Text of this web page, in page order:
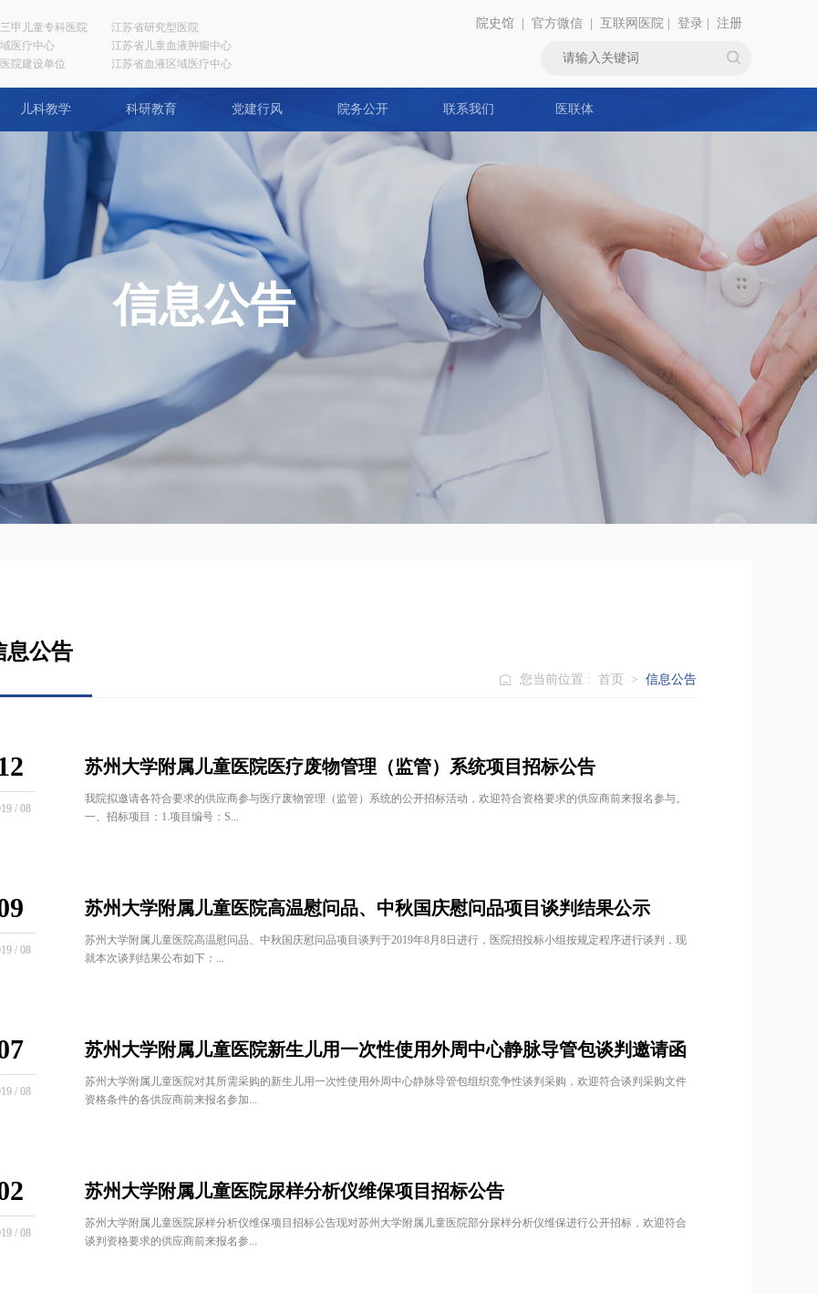
甲儿童专科医院
医疗中心
院建设单位
江苏省研究型医院
江苏省儿童血液肿瘤中心
江苏省血液区域医疗中心
院史馆 官方微信 互联网医院 登录 注册
儿科教学 科研教育 党建行风 院务公开 联系我们 医联体
信息公告
息公告
您当前位置 : 首页 > 信息公告
/ 08
苏州大学附属儿童医院医疗废物管理（监管）系统项目招标公告
我院拟邀请各符合要求的供应商参与医疗废物管理（监管）系统的公开招标活动，欢迎符合资格要求的供应商前来报名参与。
一、招标项目：1.项目编号：S...
/ 08
苏州大学附属儿童医院高温慰问品、中秋国庆慰问品项目谈判结果公示
苏州大学附属儿童医院高温慰问品、中秋国庆慰问品项目谈判于2019年8月8日进行，医院招投标小组按规定程序进行谈判，现
就本次谈判结果公布如下：...
/ 08
苏州大学附属儿童医院新生儿用一次性使用外周中心静脉导管包谈判邀请函
苏州大学附属儿童医院对其所需采购的新生儿用一次性使用外周中心静脉导管包组织竞争性谈判采购，欢迎符合谈判采购文件
资格条件的各供应商前来报名参加...
/ 08
苏州大学附属儿童医院尿样分析仪维保项目招标公告
苏州大学附属儿童医院尿样分析仪维保项目招标公告现对苏州大学附属儿童医院部分尿样分析仪维保进行公开招标，欢迎符合
谈判资格要求的供应商前来报名参...